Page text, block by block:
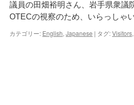
議員の田畑裕明さん、岩手県衆議
OTECの視察のため、いらっしゃ
カテゴリー: English, Japanese | タグ:Visitors,